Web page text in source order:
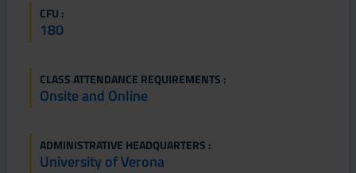
CFU :
180
CLASS ATTENDANCE REQUIREMENTS :
Onsite and Online
ADMINISTRATIVE HEADQUARTERS :
University of Verona